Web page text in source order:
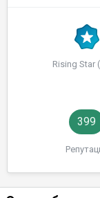
Rising Star
399